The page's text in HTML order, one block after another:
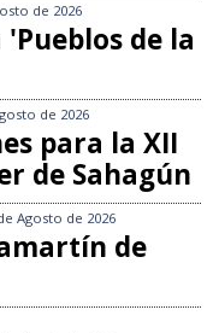
de 2026
de la
de 2026
para la XII
de Sahagún
Agosto de 2026
de